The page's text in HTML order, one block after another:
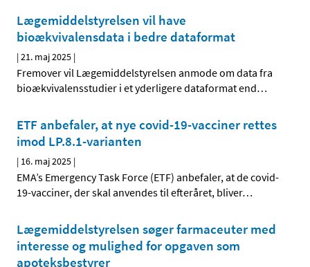
Lægemiddelstyrelsen vil have
bioækvivalensdata i bedre dataformat
|21. maj 2025 |
Fremover vil Lægemiddelstyrelsen anmode om data fra
bioækvivalensstudier i et yderligere dataformat end…
ETF anbefaler, at nye covid-19-vacciner rettes
imod LP.8.1-varianten
| 16. maj 2025 |
EMA’s Emergency Task Force (ETF) anbefaler, at de covid-
19-vacciner, der skal anvendes til efteråret, bliver…
Lægemiddelstyrelsen søger farmaceuter med
interesse og mulighed for opgaven som
apoteksbestyrer